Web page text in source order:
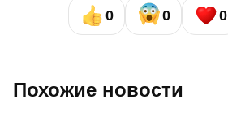
0 0 0
Похожие новости